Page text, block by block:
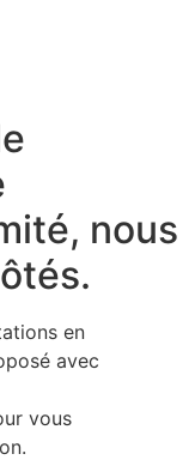
nous
en
avec
vous